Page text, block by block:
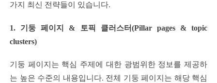
가지 최신 전략들이 있습니다.
1. 기둥 페이지 & 토픽 클러스터(Pillar pages & topic
clusters)
기둥 페이지는 핵심 주제에 대한 광범위한 정보를 제공하
는 높은 수준의 내용입니다. 전체 기둥 페이지는 해당 핵심